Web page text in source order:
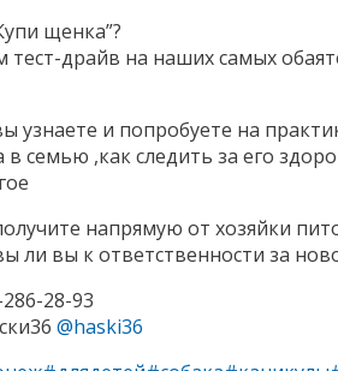
щенка”?
тест-драйв на наших самых
узнаете и попробуете на
в семью ,как следить за его
напрямую от хозяйки
ли вы к ответственности за
28-93
@haski36